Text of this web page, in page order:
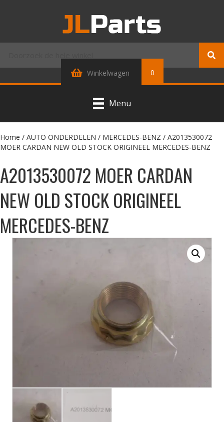
Winkelwagen 0
Menu
Home / AUTO ONDERDELEN / MERCEDES-BENZ / A2013530072
MOER CARDAN NEW OLD STOCK ORIGINEEL MERCEDES-BENZ
A2013530072 MOER CARDAN
NEW OLD STOCK ORIGINEEL
MERCEDES-BENZ